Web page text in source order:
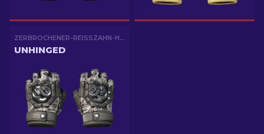
ZERBROCHENER-REISSZAHN-HANDSCHUHE
UNHINGED